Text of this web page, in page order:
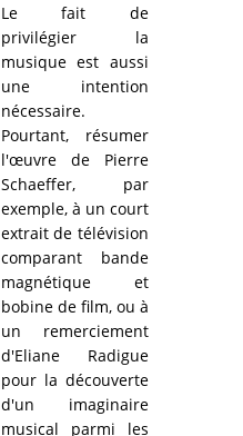
Le fait de
privilégier la
musique est aussi
une intention
nécessaire.
Pourtant, résumer
l'œuvre de Pierre
Schaeffer, par
exemple, à un court
extrait de télévision
comparant bande
magnétique et
bobine de film, ou à
un remerciement
d'Eliane Radigue
pour la découverte
d'un imaginaire
musical parmi les